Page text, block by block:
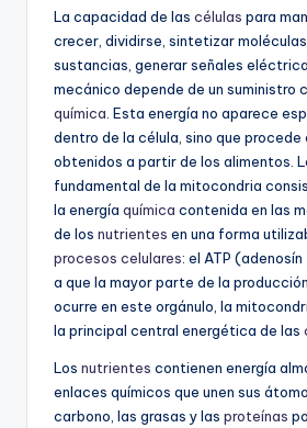
La capacidad de las células para
crecer, dividirse, sintetizar
sustancias, generar señales
mecánico depende de un suministro
química . Esta energía no aparece
dentro de la célula, sino que procede
obtenidos a partir de los alimentos.
fundamental de la mitocondria
la energía química contenida en las
de los nutrientes en una forma
procesos celulares: el ATP
a que la mayor parte de la
ocurre en este orgánulo, la
la principal central energética de las
Los nutrientes contienen energía
enlaces químicos que unen sus
carbono, las grasas y las proteínas